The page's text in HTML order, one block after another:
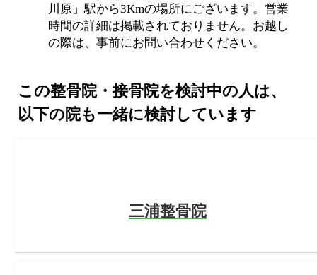
川原」駅から3Kmの場所にございます。営業
時間の詳細は掲載されておりません。お越し
の際は、事前にお問い合わせください。
この整骨院・接骨院を検討中の人は、
以下の院も一緒に検討しています
三浦整骨院